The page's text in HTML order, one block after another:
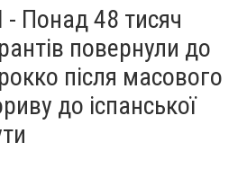
- Понад 48 тисяч
повернули до
після масового
до іспанської